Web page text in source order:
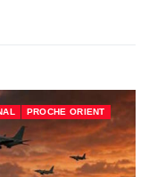
PROCHE ORIENT